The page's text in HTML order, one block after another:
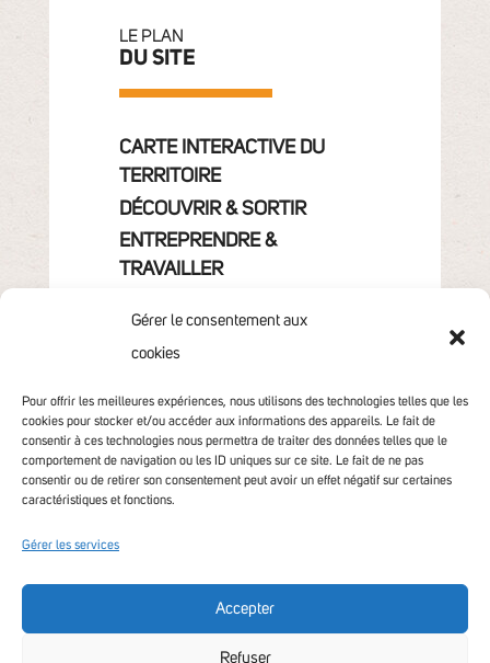
Gérer le consentement aux
cookies
Pour offrir les meilleures expériences, nous utilisons des technologies telles que les
cookies pour stocker et/ou accéder aux informations des appareils. Le fait de
consentir à ces technologies nous permettra de traiter des données telles que le
comportement de navigation ou les ID uniques sur ce site. Le fait de ne pas
consentir ou de retirer son consentement peut avoir un effet négatif sur certaines
caractéristiques et fonctions.
Gérer les services
Accepter
Refuser
LE PLAN
DU SITE
CARTE INTERACTIVE DU
TERRITOIRE
DÉCOUVRIR & SORTIR
ENTREPRENDRE &
TRAVAILLER
CONTACT
Accessibilité non conforme